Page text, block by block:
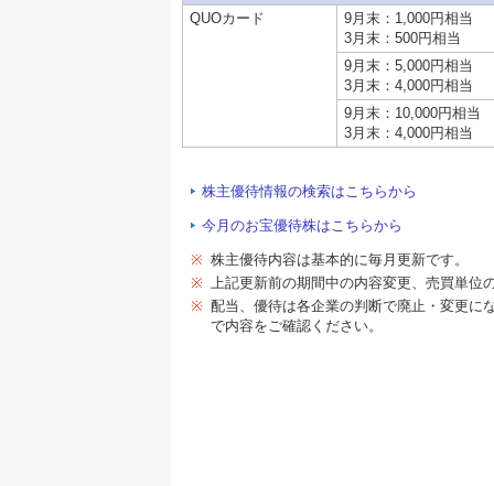
QUOカード
9月末：1,000円相当
3月末：500円相当
9月末：5,000円相当
3月末：4,000円相当
9月末：10,000円相当
3月末：4,000円相当
株主優待情報の検索はこちらから
今月のお宝優待株はこちらから
※ 株主優待内容は基本的に毎月更新です。
※ 上記更新前の期間中の内容変更、売買単位
※ 配当、優待は各企業の判断で廃止・変更に
で内容をご確認ください。